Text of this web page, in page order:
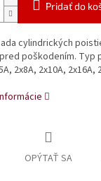
Pridať do
cylindrických
poškodením. Typ
2x8A, 2x10A,
OPÝTAŤ SA